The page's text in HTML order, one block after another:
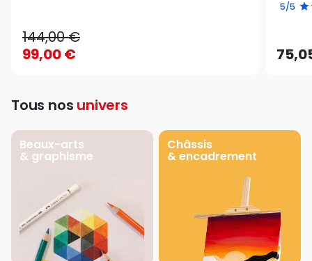
144,00 €
99,00 €
5/5
Tous nos univers
Beaux-arts
& graphisme
Châssis
& encadrement